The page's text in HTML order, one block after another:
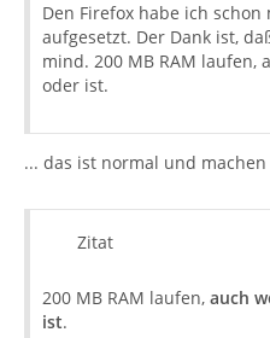
Den Firefox habe ich
aufgesetzt. Der Dank ist,
mind. 200 MB RAM laufen,
oder ist.
... das ist normal und
Zitat
200 MB RAM laufen, auch
ist.